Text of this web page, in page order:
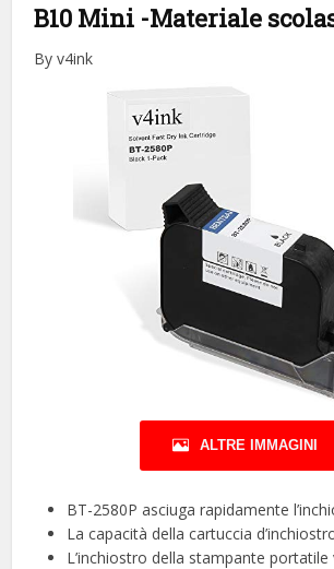
B10 Mini -Materiale
By v4ink
ALTRE IMMAGINI
BT-2580P asciuga rapidamente
La capacità della cartuccia
L’inchiostro della stampante portatile